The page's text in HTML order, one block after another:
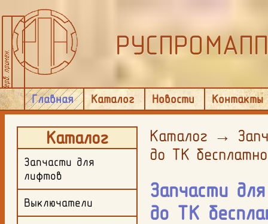
Главная Каталог Новости Контакты
Каталог
Запчасти для
лифтов
Выключатели
Каталог →
до ТК
Запчасти
до ТК